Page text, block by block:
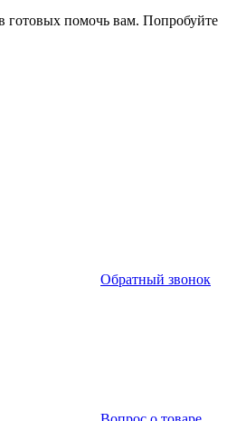
готовых помочь вам. Попробуйте
Обратный звонок